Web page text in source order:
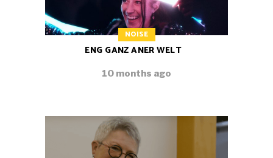
NOISE
ENG GANZ ANER WELT
10 months ago